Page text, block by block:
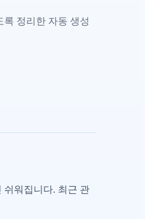
정리한 자동 생성
쉬워집니다. 최근 관